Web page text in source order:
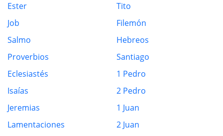
Ester
Job
Salmo
Proverbios
Eclesiastés
Isaías
Jeremias
Lamentaciones
Tito
Filemón
Hebreos
Santiago
1 Pedro
2 Pedro
1 Juan
2 Juan